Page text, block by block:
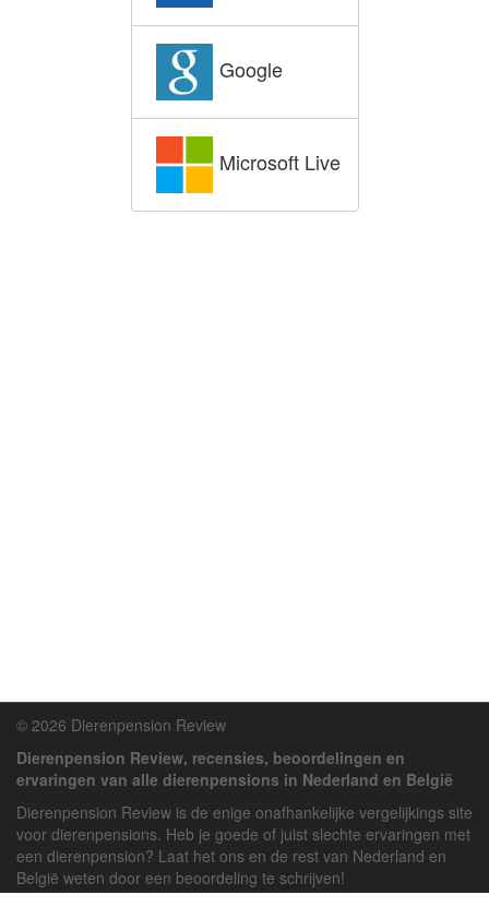
Google
Microsoft Live
© 2026 Dierenpension Review
Dierenpension Review, recensies, beoordelingen en
ervaringen van alle dierenpensions in Nederland en België
Dierenpension Review is de enige onafhankelijke vergelijkings site
voor dierenpensions. Heb je goede of juist slechte ervaringen met
een dierenpension? Laat het ons en de rest van Nederland en
België weten door een beoordeling te schrijven!